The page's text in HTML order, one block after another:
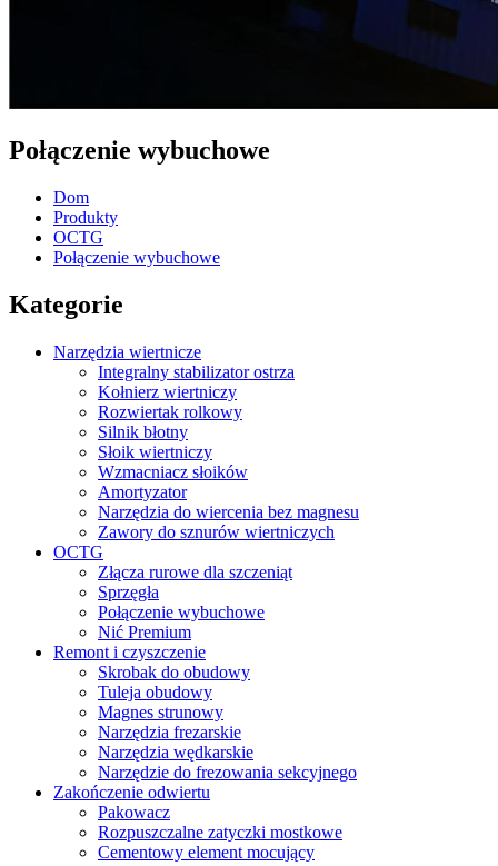
Połączenie wybuchowe
Dom
Produkty
OCTG
Połączenie wybuchowe
Kategorie
Narzędzia wiertnicze
Integralny stabilizator ostrza
Kołnierz wiertniczy
Rozwiertak rolkowy
Silnik błotny
Słoik wiertniczy
Wzmacniacz słoików
Amortyzator
Narzędzia do wiercenia bez magnesu
Zawory do sznurów wiertniczych
OCTG
Złącza rurowe dla szczeniąt
Sprzęgła
Połączenie wybuchowe
Nić Premium
Remont i czyszczenie
Skrobak do obudowy
Tuleja obudowy
Magnes strunowy
Narzędzia frezarskie
Narzędzia wędkarskie
Narzędzie do frezowania sekcyjnego
Zakończenie odwiertu
Pakowacz
Rozpuszczalne zatyczki mostkowe
Cementowy element mocujący